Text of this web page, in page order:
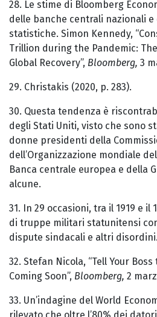
28. Le stime di Bloomberg
delle banche centrali nazionali e
statistiche. Simon Kennedy,
Trillion during the Pandemic:
Global Recovery”, Bloomberg, 3
29. Christakis (2020, p. 283).
30. Questa tendenza è
degli Stati Uniti, visto che sono
donne presidenti della
dell’Organizzazione mondiale
Banca centrale europea e della
alcune.
31. In 29 occasioni, tra il 1919 e il
di truppe militari statunitensi
dispute sindacali e altri disordini.
32. Stefan Nicola, “Tell Your
Coming Soon”, Bloomberg, 2
33. Un’indagine del World